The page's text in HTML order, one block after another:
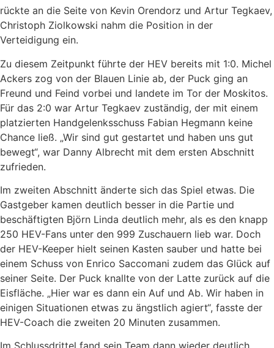
rückte an die Seite von Kevin Orendorz und Artur Tegkaev,
Christoph Ziolkowski nahm die Position in der
Verteidigung ein.
Zu diesem Zeitpunkt führte der HEV bereits mit 1:0. Michel
Ackers zog von der Blauen Linie ab, der Puck ging an
Freund und Feind vorbei und landete im Tor der Moskitos.
Für das 2:0 war Artur Tegkaev zuständig, der mit einem
platzierten Handgelenksschuss Fabian Hegmann keine
Chance ließ. „Wir sind gut gestartet und haben uns gut
bewegt“, war Danny Albrecht mit dem ersten Abschnitt
zufrieden.
Im zweiten Abschnitt änderte sich das Spiel etwas. Die
Gastgeber kamen deutlich besser in die Partie und
beschäftigten Björn Linda deutlich mehr, als es den knapp
250 HEV-Fans unter den 999 Zuschauern lieb war. Doch
der HEV-Keeper hielt seinen Kasten sauber und hatte bei
einem Schuss von Enrico Saccomani zudem das Glück auf
seiner Seite. Der Puck knallte von der Latte zurück auf die
Eisfläche. „Hier war es dann ein Auf und Ab. Wir haben in
einigen Situationen etwas zu ängstlich agiert“, fasste der
HEV-Coach die zweiten 20 Minuten zusammen.